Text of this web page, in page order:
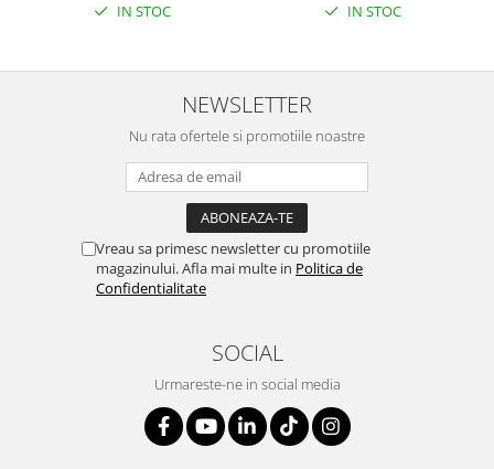
IN STOC IN STOC
NEWSLETTER
Nu rata ofertele si promotiile noastre
Vreau sa primesc newsletter cu promotiile
magazinului. Afla mai multe in Politica de
Confidentialitate
SOCIAL
Urmareste-ne in social media